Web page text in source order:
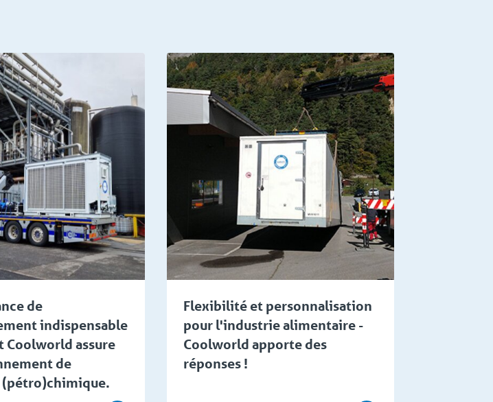
de
indispensable
Coolworld assure
de
Flexibilité et personnalisation
pour l'industrie alimentaire -
Coolworld apporte des
réponses !